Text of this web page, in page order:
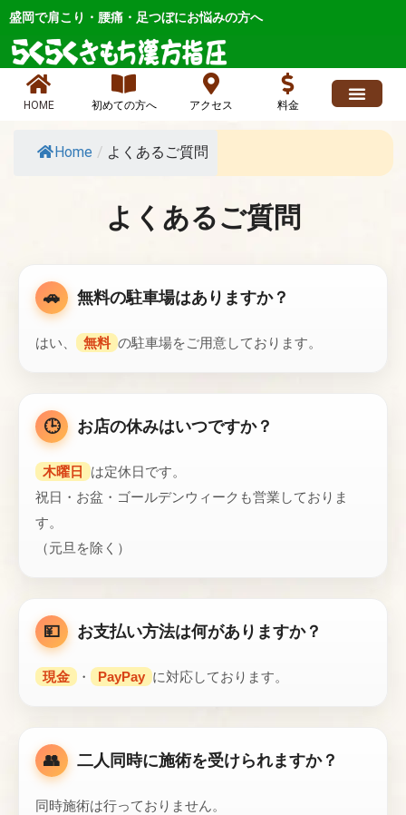
内
を
盛岡で肩こり・腰痛・足つぼにお悩みの方へ
HOME 初めての方へ アクセス 料金
Home / よくあるご質問
よくあるご質問
🚗 無料の駐車場はありますか？
はい、 無料 の駐車場をご用意しております。
🕒 お店の休みはいつですか？
木曜日
は定休日です。
祝日・お盆・ゴールデンウィークも営業しておりま
す。
（元旦を除く）
💴 お支払い方法は何がありますか？
現金 ・ PayPay に対応しております。
👥 二人同時に施術を受けられますか？
同時施術は行っておりません。